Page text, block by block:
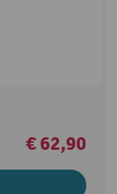
€ 62,90